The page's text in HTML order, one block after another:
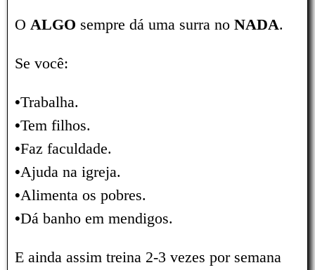
O ALGO sempre dá uma surra no NADA.
Se você:
•Trabalha.
•Tem filhos.
•Faz faculdade.
•Ajuda na igreja.
•Alimenta os pobres.
•Dá banho em mendigos.
E ainda assim treina 2-3 vezes por semana